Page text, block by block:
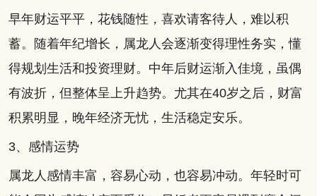
早年财运平平，花钱随性，喜欢请客待人，难以积
蓄。随着年纪增长，属龙人会逐渐变得理性务实，懂
得规划生活和投资理财。中年后财运渐入佳境，虽偶
有波折，但整体呈上升趋势。尤其在40岁之后，财富
积累明显，晚年经济无忧，生活稳定安乐。
3、感情运势
属龙人感情丰富，容易心动，也容易冲动。年轻时可